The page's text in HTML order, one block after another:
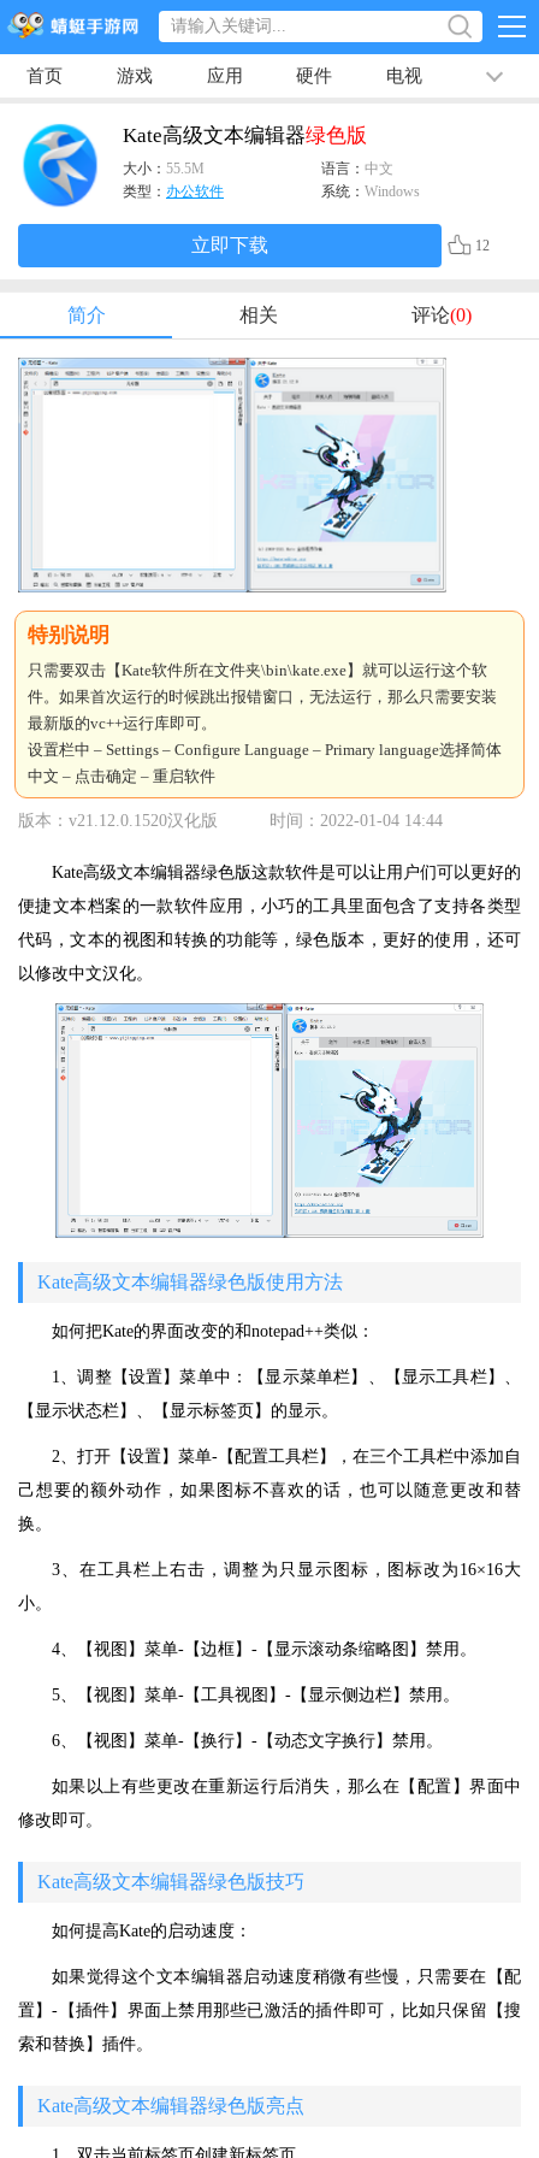
首页 游戏 应用 硬件 电视 排行榜
Kate高级文本编辑器绿色版
大小： 55.5M 语言： 中文
类型： 办公软件 系统： Windows
立即下载 12
简介 相关 评论(0)
只需要双击【Kate软件所在文件夹\bin\kate.exe】就可以运行这个软
件。如果首次运行的时候跳出报错窗口，无法运行，那么只需要安装
最新版的vc++运行库即可。
设置栏中 – Settings – Configure Language – Primary language选择简体
中文 – 点击确定 – 重启软件
版本：v21.12.0.1520汉化版 时间：2022-01-04 14:44
Kate高级文本编辑器绿色版这款软件是可以让用户们可以更好的
便捷文本档案的一款软件应用，小巧的工具里面包含了支持各类型
代码，文本的视图和转换的功能等，绿色版本，更好的使用，还可
以修改中文汉化。
Kate高级文本编辑器绿色版使用方法
如何把Kate的界面改变的和notepad++类似：
1、调整【设置】菜单中：【显示菜单栏】、【显示工具栏】、
【显示状态栏】、【显示标签页】的显示。
2、打开【设置】菜单-【配置工具栏】，在三个工具栏中添加自
己想要的额外动作，如果图标不喜欢的话，也可以随意更改和替
换。
3、在工具栏上右击，调整为只显示图标，图标改为16×16大
小。
4、【视图】菜单-【边框】-【显示滚动条缩略图】禁用。
5、【视图】菜单-【工具视图】-【显示侧边栏】禁用。
6、【视图】菜单-【换行】-【动态文字换行】禁用。
如果以上有些更改在重新运行后消失，那么在【配置】界面中
修改即可。
Kate高级文本编辑器绿色版技巧
如何提高Kate的启动速度：
如果觉得这个文本编辑器启动速度稍微有些慢，只需要在【配
置】-【插件】界面上禁用那些已激活的插件即可，比如只保留【搜
索和替换】插件。
Kate高级文本编辑器绿色版亮点